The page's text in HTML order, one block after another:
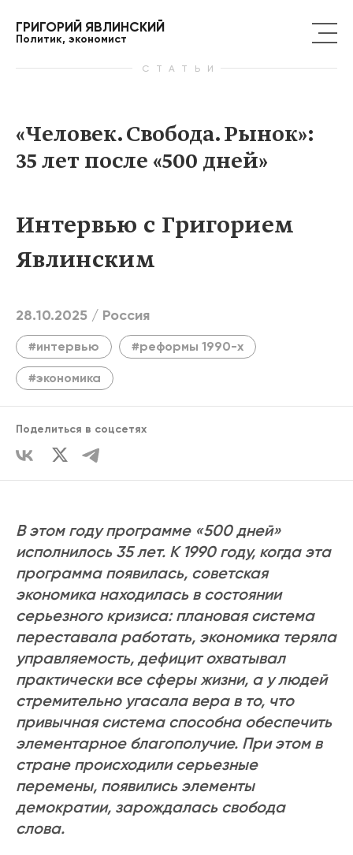
ГРИГОРИЙ ЯВЛИНСКИЙ
Политик, экономист
СТАТЬИ
«Человек. Свобода. Рынок»:
35 лет после «500 дней»
Интервью с Григорием
Явлинским
28.10.2025 / Россия
#интервью #реформы 1990-х
#экономика
Поделиться в соцсетях
В этом году программе «500 дней»
исполнилось 35 лет. К 1990 году, когда эта
программа появилась, советская
экономика находилась в состоянии
серьезного кризиса: плановая система
переставала работать, экономика теряла
управляемость, дефицит охватывал
практически все сферы жизни, а у людей
стремительно угасала вера в то, что
привычная система способна обеспечить
элементарное благополучие. При этом в
стране происходили серьезные
перемены, появились элементы
демократии, зарождалась свобода
слова.